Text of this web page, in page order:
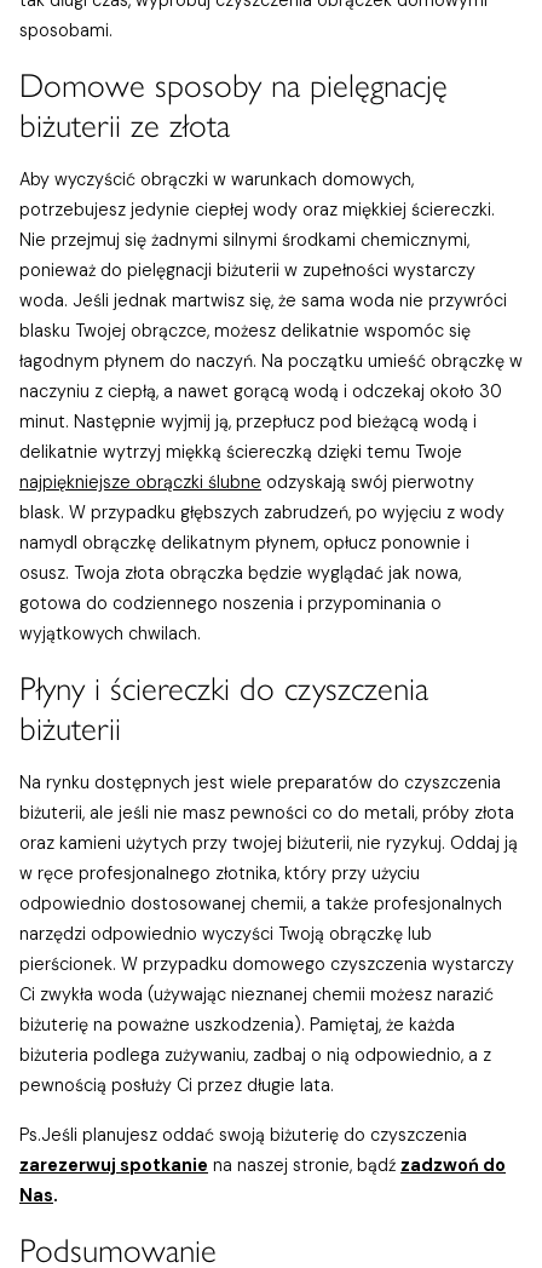
sposobami.
Domowe sposoby na pielęgnację
biżuterii ze złota
Aby wyczyścić obrączki w warunkach domowych,
potrzebujesz jedynie ciepłej wody oraz miękkiej ściereczki.
Nie przejmuj się żadnymi silnymi środkami chemicznymi,
ponieważ do pielęgnacji biżuterii w zupełności wystarczy
woda. Jeśli jednak martwisz się, że sama woda nie przywróci
blasku Twojej obrączce, możesz delikatnie wspomóc się
łagodnym płynem do naczyń. Na początku umieść obrączkę w
naczyniu z ciepłą, a nawet gorącą wodą i odczekaj około 30
minut. Następnie wyjmij ją, przepłucz pod bieżącą wodą i
delikatnie wytrzyj miękką ściereczką dzięki temu Twoje
najpiękniejsze obrączki ślubne odzyskają swój pierwotny
blask. W przypadku głębszych zabrudzeń, po wyjęciu z wody
namydl obrączkę delikatnym płynem, opłucz ponownie i
osusz. Twoja złota obrączka będzie wyglądać jak nowa,
gotowa do codziennego noszenia i przypominania o
wyjątkowych chwilach.
Płyny i ściereczki do czyszczenia
biżuterii
Na rynku dostępnych jest wiele preparatów do czyszczenia
biżuterii, ale jeśli nie masz pewności co do metali, próby złota
oraz kamieni użytych przy twojej biżuterii, nie ryzykuj. Oddaj ją
w ręce profesjonalnego złotnika, który przy użyciu
odpowiednio dostosowanej chemii, a także profesjonalnych
narzędzi odpowiednio wyczyści Twoją obrączkę lub
pierścionek. W przypadku domowego czyszczenia wystarczy
Ci zwykła woda (używając nieznanej chemii możesz narazić
biżuterię na poważne uszkodzenia). Pamiętaj, że każda
biżuteria podlega zużywaniu, zadbaj o nią odpowiednio, a z
pewnością posłuży Ci przez długie lata.
Ps.Jeśli planujesz oddać swoją biżuterię do czyszczenia
zarezerwuj spotkanie na naszej stronie, bądź zadzwoń do
Nas.
Podsumowanie